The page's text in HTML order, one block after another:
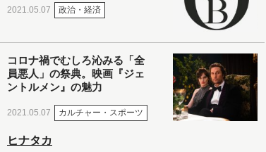
2021.05.07 政治・経済
コロナ禍でむしろ沁みる「全
員悪人」の祭典。映画『ジェ
ントルメン』の魅力
2021.05.07 カルチャー・スポーツ
ヒナタカ